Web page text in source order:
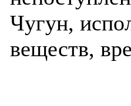
Чугун,
веществ,